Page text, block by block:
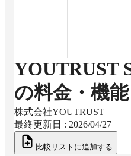
YOUTRUST
の料金・機
株式会社YOUTRUST
最終更新日 : 2026/04/27
比較リストに追加する